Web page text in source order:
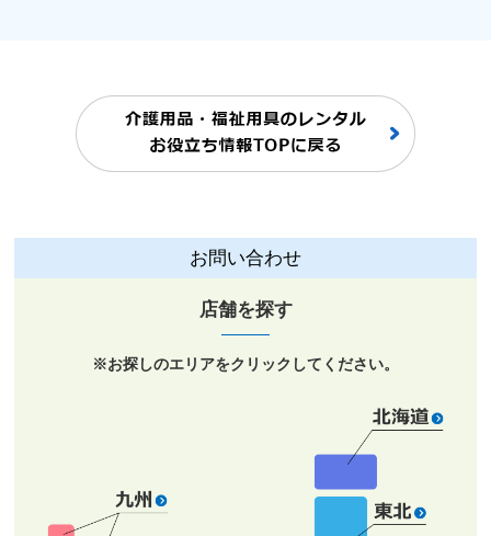
お問い合わせ
店舗を探す
※お探しのエリアをクリックしてください。